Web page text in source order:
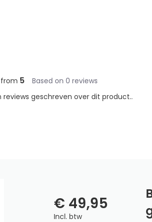
from 5
Based on 0 reviews
reviews geschreven over dit product..
€ 49,95
Incl. btw